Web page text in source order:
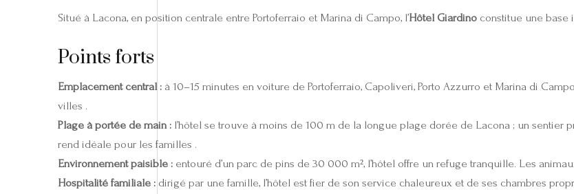
Situé à Lacona, en position centrale entre Portoferraio et Marina di Campo, l’Hôtel Giardino constitue une base
Points forts
Emplacement central : à 10–15 minutes en voiture de Portoferraio, Capoliveri, Porto Azzurro et Marina di
villes .
Plage à portée de main : l’hôtel se trouve à moins de 100 m de la longue plage dorée de Lacona ; un
rend idéale pour les familles .
Environnement paisible : entouré d’un parc de pins de 30 000 m², l’hôtel offre un refuge tranquille. Les
Hospitalité familiale : dirigé par une famille, l’hôtel est fier de son service chaleureux et de ses chambres